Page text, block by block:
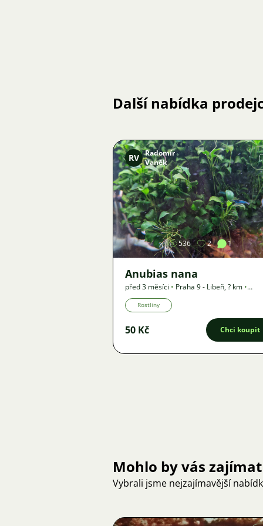
Další nabídka
Obrázek
RV Radomír
Vaněk
536 2 1
Anubias nana
před 3 měsíci • Praha 9 - Libeň,? km •
Nabídka
Rostliny
50 Kč Chci koupit
Mohlo by vás zajímat
Vybrali jsme nejzajímavější